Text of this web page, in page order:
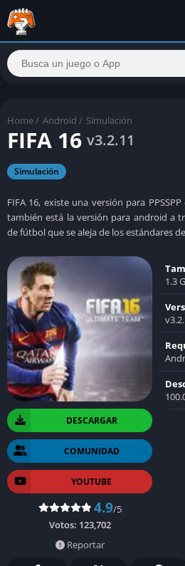
Home / Android / Simulación
FIFA 16 v3.2.11
Simulación
FIFA 16, existe una versión para
también está la versión para android a
de fútbol que se aleja de los estándares
DESCARGAR
COMUNIDAD
YOUTUBE
4.9/5
Votos: 123,702
Reportar
1.3